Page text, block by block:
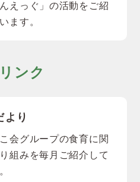
んえっぐ」の活動をご紹
ます。
ンク
より
会グループの食育に関
組みを毎月ご紹介して